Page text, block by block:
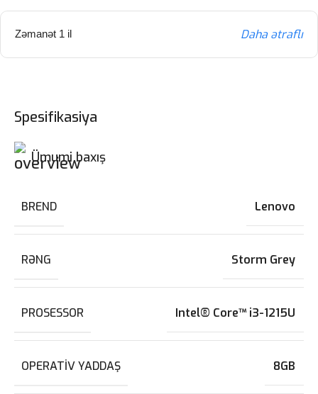
Zəmanət 1 il Daha ətraflı
Spesifikasiya
Ümumi baxış
BREND Lenovo
RƏNG Storm Grey
PROSESSOR Intel® Core™ i3-1215U
OPERATIV YADDAŞ 8GB